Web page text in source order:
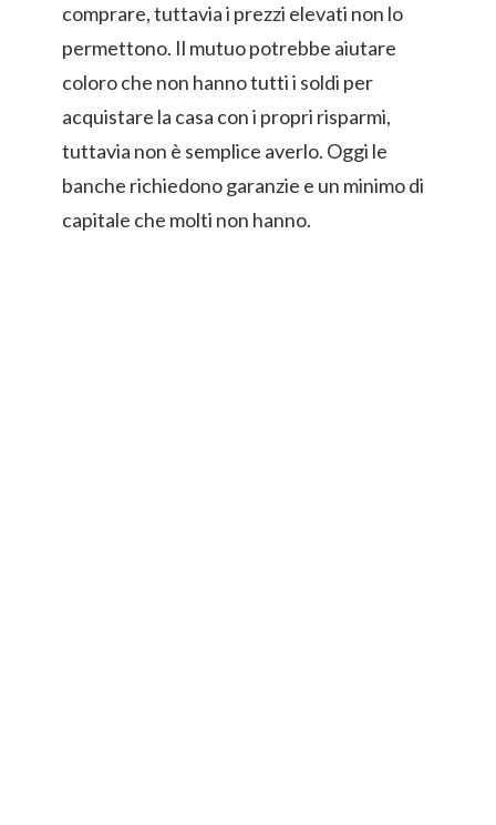
comprare, tuttavia i prezzi elevati non lo
permettono. Il mutuo potrebbe aiutare
coloro che non hanno tutti i soldi per
acquistare la casa con i propri risparmi,
tuttavia non è semplice averlo. Oggi le
banche richiedono garanzie e un minimo di
capitale che molti non hanno.